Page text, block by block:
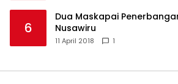
6
Dua Maskapai
Nusawiru
11 April 2018 1